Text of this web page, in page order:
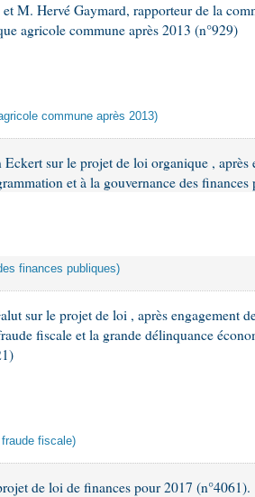
M. Hervé Gaymard, rapporteur de la
agricole commune après 2013 (n°929)
commune après 2013)
sur le projet de loi organique , après
et à la gouvernance des
finances publiques)
sur le projet de loi , après engagement
fiscale et la grande délinquance
fiscale)
de loi de finances pour 2017 (n°4061).